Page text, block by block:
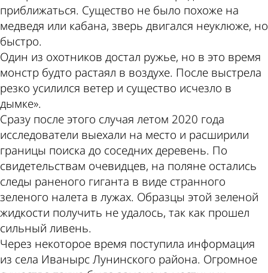
приближаться. Существо не было похоже на
медведя или кабана, зверь двигался неуклюже, но
быстро.
Один из охотников достал ружье, но в это время
монстр будто растаял в воздухе. После выстрела
резко усилился ветер и существо исчезло в
дымке».
Сразу после этого случая летом 2020 года
исследователи выехали на место и расширили
границы поиска до соседних деревень. По
свидетельствам очевидцев, на поляне остались
следы раненого гиганта в виде странного
зеленого налета в лужах. Образцы этой зеленой
жидкости получить не удалось, так как прошел
сильный ливень.
Через некоторое время поступила информация
из села Иванырс Лунинского района. Огромное